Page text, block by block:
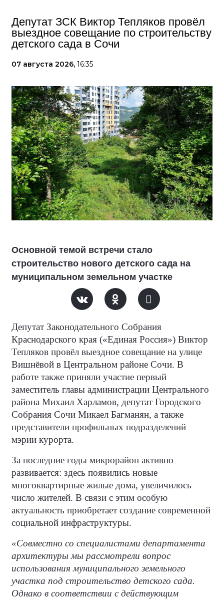
Депутат ЗСК Виктор Тепляков провёл
выездное совещание по строительству
детского сада в Сочи
07 августа 2026, 16:35
Основной темой встречи стало
строительство нового детского сада на
муниципальном земельном участке
Депутат Законодательного Собрания
Краснодарского края («Единая Россия») Виктор
Тепляков провёл выездное совещание на улице
Вишнёвой в Центральном районе Сочи. В
работе также приняли участие первый
заместитель главы администрации Центрального
района Михаил Харламов, депутат Городского
Собрания Сочи Микаел Багманян, а также
представители профильных подразделений
мэрии курорта.
За последние годы микрорайон активно
развивается: здесь появились новые
многоквартирные жилые дома, увеличилось
число жителей. В связи с этим особую
актуальность приобретает создание современной
социальной инфраструктуры.
«Совместно со специалистами департамента
архитектуры мы рассмотрели вопрос
использования муниципального земельного
участка под строительство детского сада.
Однако в соответствии с действующим